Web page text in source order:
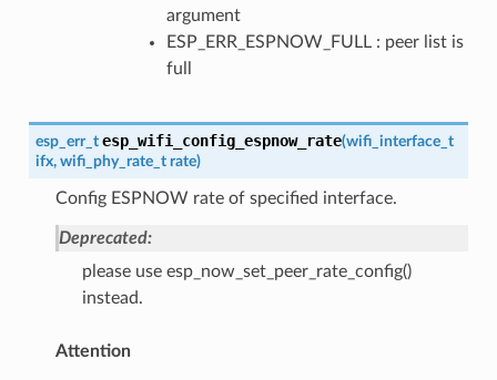
argument
ESP_ERR_ESPNOW_FULL : peer list is
full
esp_err_t esp_wifi_config_espnow_rate(wifi_interface_t
ifx, wifi_phy_rate_t rate)
Config ESPNOW rate of specified interface.
Deprecated:
please use esp_now_set_peer_rate_config()
instead.
Attention